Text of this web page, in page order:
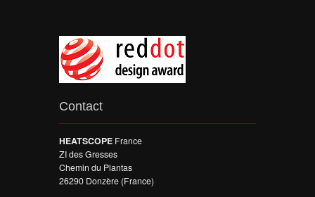
Contact
HEATSCOPE France
ZI des Gresses
Chemin du Plantas
26290 Donzère (France)